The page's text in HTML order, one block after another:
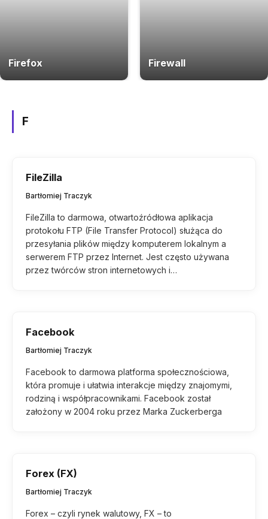
Firefox Firewall
F
FileZilla
Bartłomiej Traczyk
FileZilla to darmowa, otwartoźródłowa aplikacja
protokołu FTP (File Transfer Protocol) służąca do
przesyłania plików między komputerem lokalnym a
serwerem FTP przez Internet. Jest często używana
przez twórców stron internetowych i…
Facebook
Bartłomiej Traczyk
Facebook to darmowa platforma społecznościowa,
która promuje i ułatwia interakcje między znajomymi,
rodziną i współpracownikami. Facebook został
założony w 2004 roku przez Marka Zuckerberga
Forex (FX)
Bartłomiej Traczyk
Forex – czyli rynek walutowy, FX – to